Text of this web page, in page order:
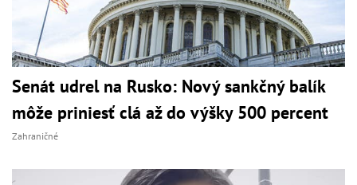
Senát udrel na Rusko: Nový sankčný balík
môže priniesť clá až do výšky 500 percent
Zahraničné